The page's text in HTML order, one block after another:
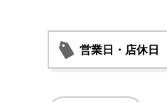
営業日・店休日